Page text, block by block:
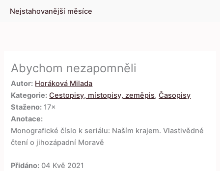
Nejstahovanější měsíce
Abychom nezapomněli
Autor: Horáková Milada
Kategorie: Cestopisy, místopisy, zeměpis,Časopisy
Staženo: 17×
Anotace:
Monografické číslo k seriálu: Naším krajem. Vlastivědné
čtení o jihozápadní Moravě
Přidáno: 04 Kvě 2021